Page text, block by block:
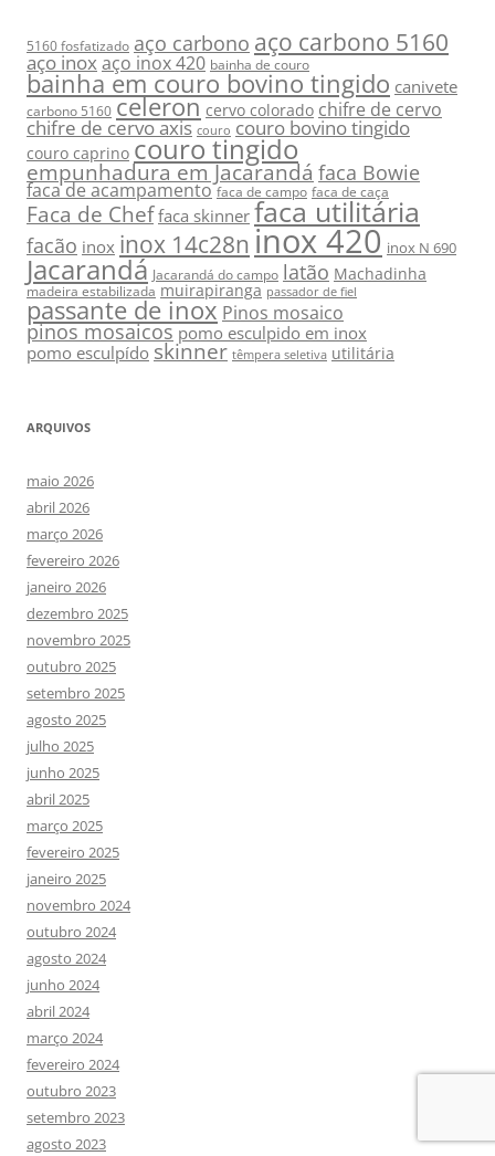
5160 fosfatizado aço carbono aço carbono 5160
aço inoxaço inox 420 bainha de couro
bainha em couro bovino tingido canivete
carbono 5160 celeron cervo colorado chifre de cervo
chifre de cervo axis couro couro bovino tingido
couro caprino couro tingido
empunhadura em Jacarandá faca Bowie
faca de acampamento faca de campo faca de caça
Faca de Chef faca skinner faca utilitária
facão inox inox 14c28ninox 420 inox N 690
Jacarandá Jacarandá do campo latão Machadinha
madeira estabilizada muirapiranga passador de fiel
passante de inox Pinos mosaico
pinos mosaicos pomo esculpido em inox
pomo esculpído skinner têmpera seletiva utilitária
ARQUIVOS
maio 2026
abril 2026
março 2026
fevereiro 2026
janeiro 2026
dezembro 2025
novembro 2025
outubro 2025
setembro 2025
agosto 2025
julho 2025
junho 2025
abril 2025
março 2025
fevereiro 2025
janeiro 2025
novembro 2024
outubro 2024
agosto 2024
junho 2024
abril 2024
março 2024
fevereiro 2024
outubro 2023
setembro 2023
agosto 2023